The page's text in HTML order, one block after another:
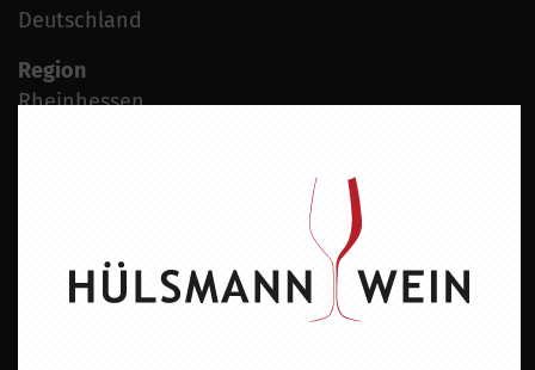
Deutschland
Region
Rheinhessen
Er begeistert durch seinen enormen Schmelz,
gepaart mit einer sehr harmonischen und
ausgewogenen Frucht. Sein saftiger Charakter regt